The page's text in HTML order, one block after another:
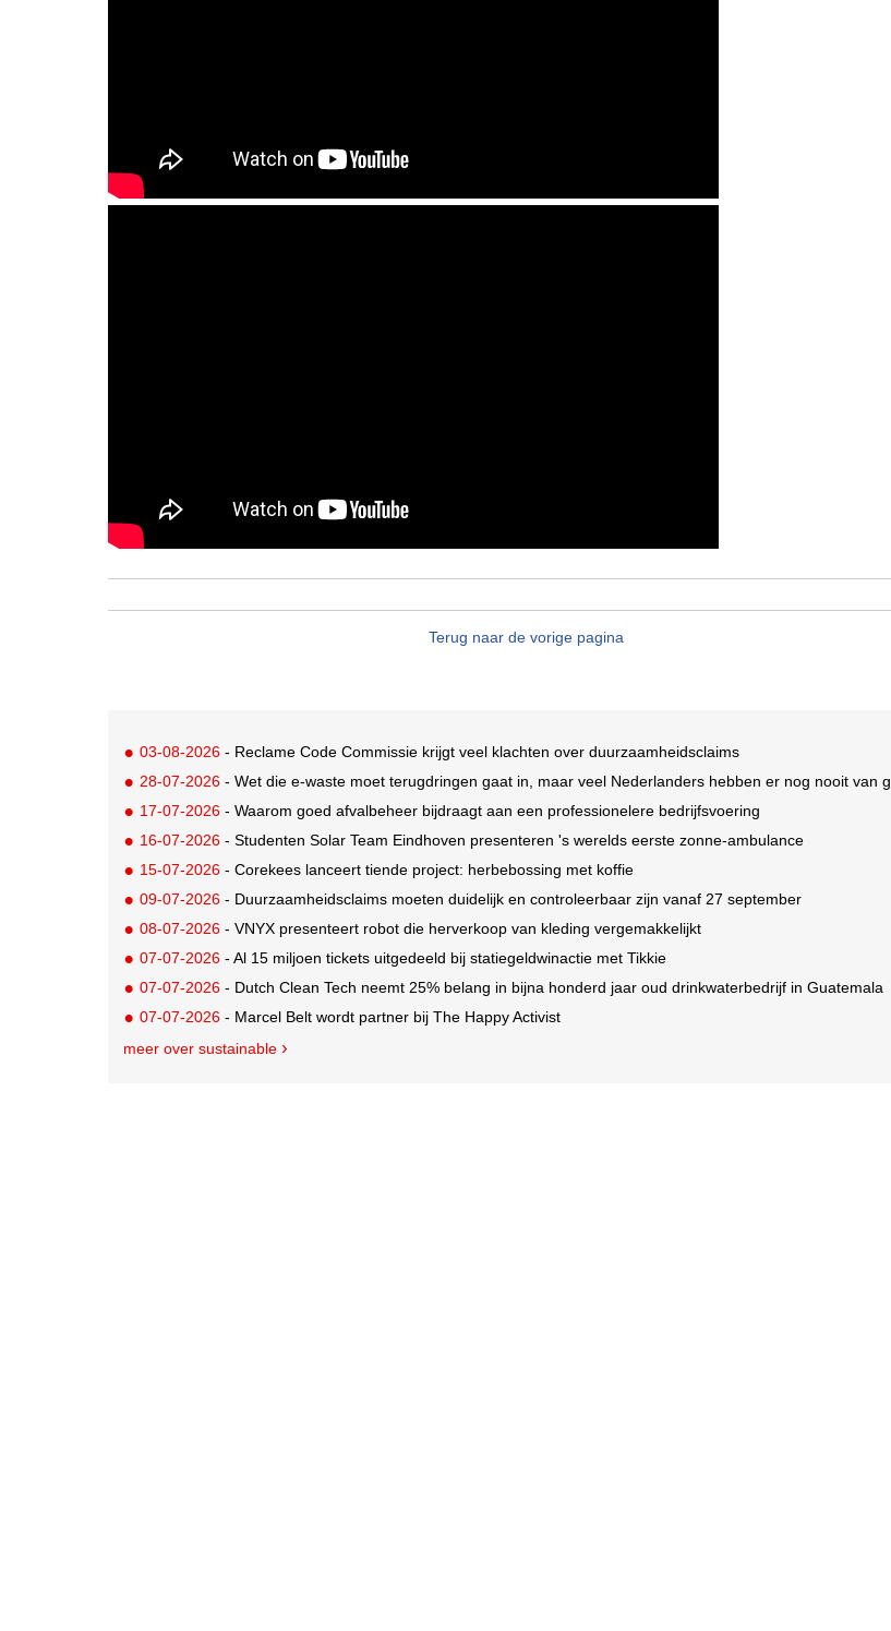
Terug naar de vorige pagina
03-08-2026 - Reclame Code Commissie krijgt veel klachten over duurzaamheidsclaims
28-07-2026 - Wet die e-waste moet terugdringen gaat in, maar veel Nederlanders hebben er nog nooit van gehoord
17-07-2026 - Waarom goed afvalbeheer bijdraagt aan een professionelere bedrijfsvoering
16-07-2026 - Studenten Solar Team Eindhoven presenteren 's werelds eerste zonne-ambulance
15-07-2026 - Corekees lanceert tiende project: herbebossing met koffie
09-07-2026 - Duurzaamheidsclaims moeten duidelijk en controleerbaar zijn vanaf 27 september
08-07-2026 - VNYX presenteert robot die herverkoop van kleding vergemakkelijkt
07-07-2026 - Al 15 miljoen tickets uitgedeeld bij statiegeldwinactie met Tikkie
07-07-2026 - Dutch Clean Tech neemt 25% belang in bijna honderd jaar oud drinkwaterbedrijf in Guatemala
07-07-2026 - Marcel Belt wordt partner bij The Happy Activist
meer over sustainable